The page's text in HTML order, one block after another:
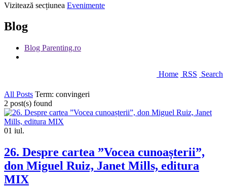
Vizitează secțiunea Evenimente
Blog
Blog Parenting.ro
Home RSS Search
All Posts Term: convingeri
2 post(s) found
01 iul.
26. Despre cartea ”Vocea cunoașterii”,
don Miguel Ruiz, Janet Mills, editura
MIX